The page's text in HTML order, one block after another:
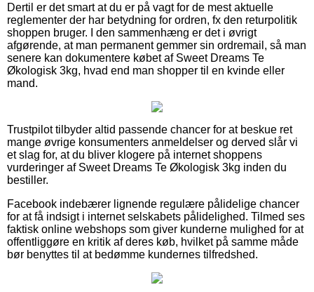
Dertil er det smart at du er på vagt for de mest aktuelle
reglementer der har betydning for ordren, fx den returpolitik
shoppen bruger. I den sammenhæng er det i øvrigt
afgørende, at man permanent gemmer sin ordremail, så man
senere kan dokumentere købet af Sweet Dreams Te
Økologisk 3kg, hvad end man shopper til en kvinde eller
mand.
Trustpilot tilbyder altid passende chancer for at beskue ret
mange øvrige konsumenters anmeldelser og derved slår vi
et slag for, at du bliver klogere på internet shoppens
vurderinger af Sweet Dreams Te Økologisk 3kg inden du
bestiller.
Facebook indebærer lignende regulære pålidelige chancer
for at få indsigt i internet selskabets pålidelighed. Tilmed ses
faktisk online webshops som giver kunderne mulighed for at
offentliggøre en kritik af deres køb, hvilket på samme måde
bør benyttes til at bedømme kundernes tilfredshed.